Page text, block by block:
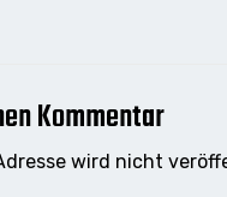
Kommentar
wird nicht